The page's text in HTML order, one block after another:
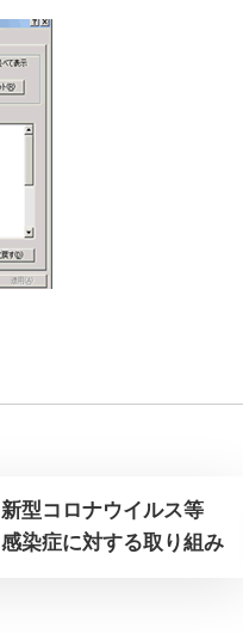
新型コロナウイルス等
感染症に対する取り組み